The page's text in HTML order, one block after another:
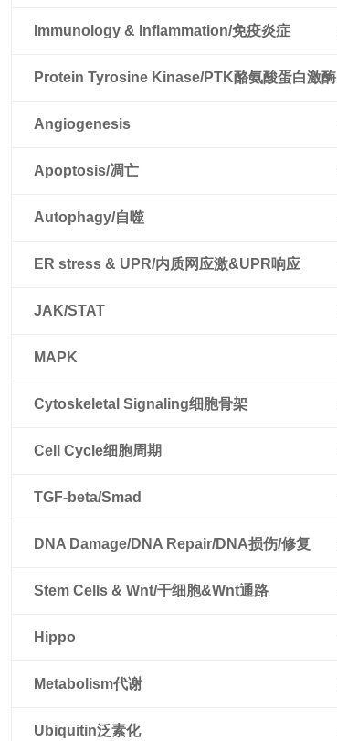
Immunology & Inflammation/免疫炎症
Protein Tyrosine Kinase/PTK酪氨酸蛋白激酶
Angiogenesis
Apoptosis/凋亡
Autophagy/自噬
ER stress & UPR/内质网应激&UPR响应
JAK/STAT
MAPK
Cytoskeletal Signaling细胞骨架
Cell Cycle细胞周期
TGF-beta/Smad
DNA Damage/DNA Repair/DNA损伤/修复
Stem Cells & Wnt/干细胞&Wnt通路
Hippo
Metabolism代谢
Ubiquitin泛素化